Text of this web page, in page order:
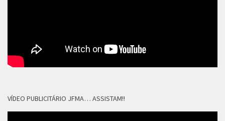
VÍDEO PUBLICITÁRIO JFMA… ASSISTAM!!